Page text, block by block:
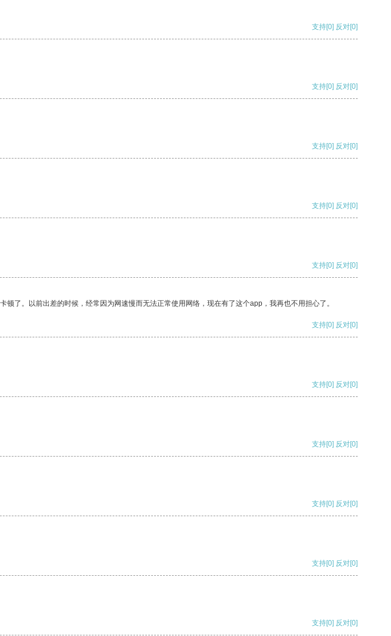
支持[0] 反对[0]
支持[0] 反对[0]
支持[0] 反对[0]
支持[0] 反对[0]
支持[0] 反对[0]
了。以前出差的时候，经常因为网速慢而无法正常使用网络，现在有了这个app，我再也不用担心了。
支持[0] 反对[0]
支持[0] 反对[0]
支持[0] 反对[0]
支持[0] 反对[0]
支持[0] 反对[0]
支持[0] 反对[0]